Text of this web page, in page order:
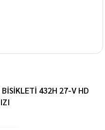
BİSİKLETİ 432H 27-V HD